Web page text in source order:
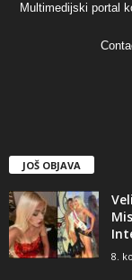
Multimedijski portal
JOŠ OBJAVA
8.